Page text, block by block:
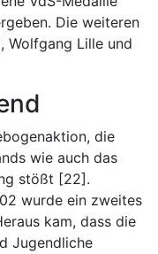
Die weiteren
Wolfgang Lille und
die
wie auch das
stößt [22].
wurde ein zweites
kam, dass die
Jugendliche